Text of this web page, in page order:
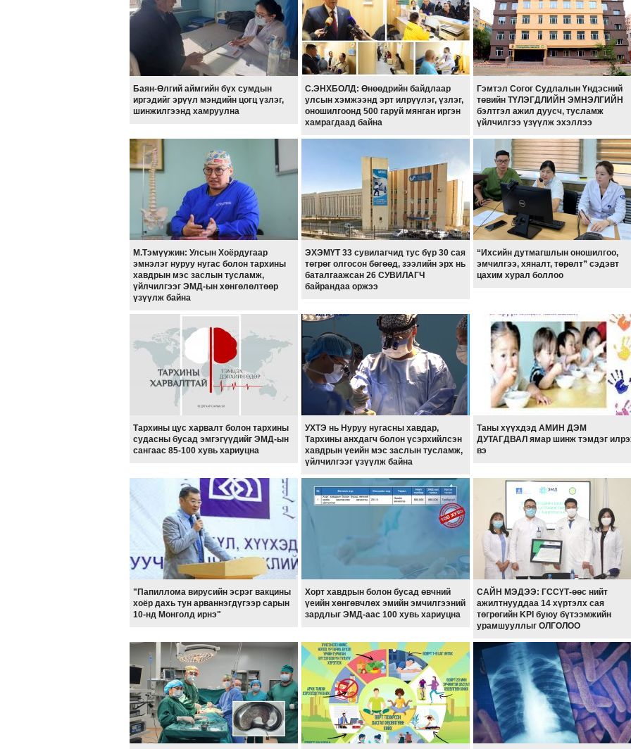
Баян-Өлгий аймгийн бүх сумдын
иргэдийг эрүүл мэндийн цогц үзлэг,
шинжилгээнд хамруулна
С.ЭНХБОЛД: Өнөөдрийн байдлаар
улсын хэмжээнд эрт илрүүлэг, үзлэг,
оношилгоонд 500 гаруй мянган иргэн
хамрагдаад байна
Гэмтэл Согог Судлалын Үндэсний
төвийн ТҮЛЭГДЛИЙН ЭМНЭЛГИЙН
бэлтгэл ажил дуусч, тусламж
үйлчилгээ үзүүлж эхэллээ
М.Тэмүүжин: Улсын Хоёрдугаар
эмнэлэг нуруу нугас болон тархины
хавдрын мэс заслын тусламж,
үйлчилгээг ЭМД-ын хөнгөлөлтөөр
үзүүлж байна
ЭХЭМҮТ 33 сувилагчид тус бүр 30 сая
төгрөг олгосон бөгөөд, зээлийн эрх нь
баталгаажсан 26 СУВИЛАГЧ
байрандаа оржээ
“Ихсийн дутмагшлын оношилгоо,
эмчилгээ, хяналт, төрөлт” сэдэвт
цахим хурал боллоо
Тархины цус харвалт болон тархины
судасны бусад эмгэгүүдийг ЭМД-ын
сангаас 85-100 хувь хариуцна
УХТЭ нь Нуруу нугасны хавдар,
Тархины анхдагч болон үсэрхийлсэн
хавдрын үеийн мэс заслын тусламж,
үйлчилгээг үзүүлж байна
Таны хүүхдэд АМИН ДЭМ
ДУТАГДВАЛ ямар шинж тэмдэг
вэ
"Папиллома вирусийн эсрэг вакцины
хоёр дахь тун aрваннэгдүгээр сарын
10-нд Монголд ирнэ"
Хорт хавдрын болон бусад өвчний
үеийн хөнгөвчлөх эмийн эмчилгээний
зардлыг ЭМД-аас 100 хувь хариуцна
САЙН МЭДЭЭ: ГССҮТ-өөс нийт
ажилтнууддаа 14 хүртэлх сая
төгрөгийн KPI буюу бүтээмжийн
урамшууллыг ОЛГОЛОО